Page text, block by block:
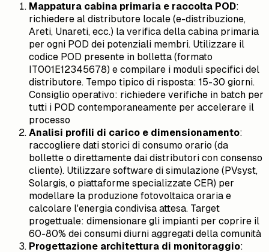
Mappatura cabina primaria e raccolta POD:
richiedere al distributore locale (e-distribuzione,
Areti, Unareti, ecc.) la verifica della cabina primaria
per ogni POD dei potenziali membri. Utilizzare il
codice POD presente in bolletta (formato
IT001E12345678) e compilare i moduli specifici del
distributore. Tempo tipico di risposta: 15-30 giorni.
Consiglio operativo: richiedere verifiche in batch per
tutti i POD contemporaneamente per accelerare il
processo
Analisi profili di carico e dimensionamento:
raccogliere dati storici di consumo orario (da
bollette o direttamente dai distributori con consenso
cliente). Utilizzare software di simulazione (PVsyst,
Solargis, o piattaforme specializzate CER) per
modellare la produzione fotovoltaica oraria e
calcolare l'energia condivisa attesa. Target
progettuale: dimensionare gli impianti per coprire il
60-80% dei consumi diurni aggregati della comunità
Progettazione architettura di monitoraggio: